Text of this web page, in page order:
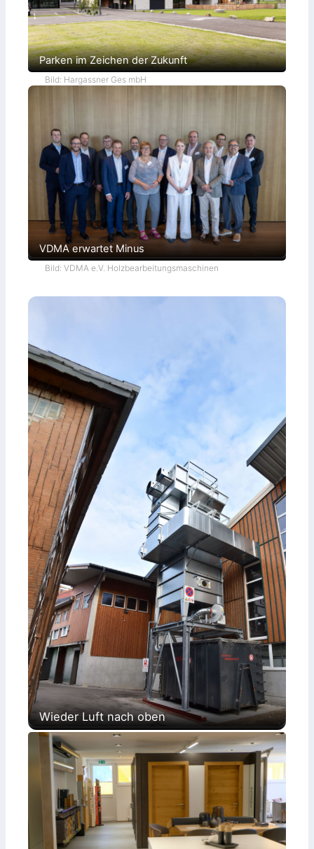
Parken im Zeichen der Zukunft
Bild: Hargassner Ges mbH
VDMA erwartet Minus
Bild: VDMA e.V. Holzbearbeitungsmaschinen
Wieder Luft nach oben